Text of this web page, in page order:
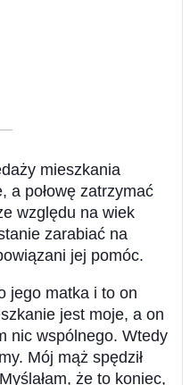
mieszkania
a połowę zatrzymać
względu na wiek
zarabiać na
jej pomóc.
jego matka i to on
jest moje, a on
nic wspólnego. Wtedy
Mój mąż spędził
że to koniec,